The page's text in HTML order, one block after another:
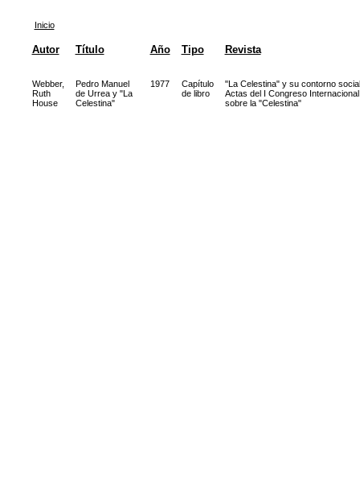
Inicio
Autor Título Año Tipo Revista
Webber,
Ruth
House
Pedro Manuel
de Urrea y "La
Celestina"
1977
Capítulo
de libro
"La Celestina" y su contorno
Actas del I Congreso Internacional
sobre la "Celestina"